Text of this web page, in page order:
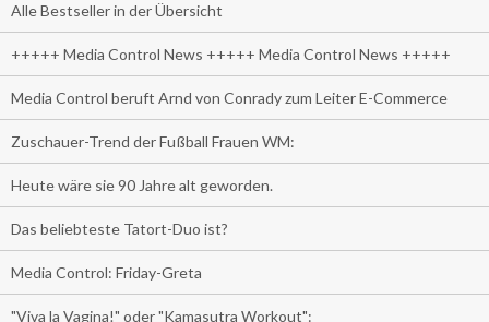
Alle Bestseller in der Übersicht
+++++ Media Control News +++++ Media Control News +++++
Media Control beruft Arnd von Conrady zum Leiter E-Commerce
Zuschauer-Trend der Fußball Frauen WM:
Heute wäre sie 90 Jahre alt geworden.
Das beliebteste Tatort-Duo ist?
Media Control: Friday-Greta
"Viva la Vagina!" oder "Kamasutra Workout":